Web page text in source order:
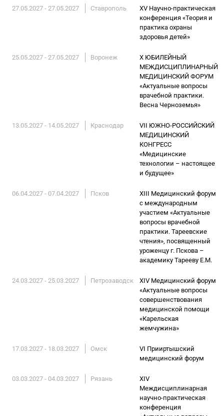
27.05.2027 - 27.05.2027 Ставрополь
XV Научно-практическая
конференция «Теория и
практика охраны
здоровья детей»
25.05.2027 - 27.05.2027 Воронеж
X ЮБИЛЕЙНЫЙ
МЕЖДИСЦИПЛИНАРНЫЙ
МЕДИЦИНСКИЙ ФОРУМ
«Актуальные вопросы
врачебной практики.
Весна Черноземья»
13.05.2027 - 14.05.2027 Краснодар
VII ЮЖНО-РОССИЙСКИЙ
МЕДИЦИНСКИЙ
КОНГРЕСС
«Медицинские
технологии – настоящее
и будущее»
06.04.2027 - 07.04.2027 Псков
XIII Медицинский форум
с международным
участием «Актуальные
вопросы врачебной
практики. Тареевские
чтения», посвященный
уроженцу г. Пскова –
академику Тарееву Е.М.
24.03.2027 - 25.03.2027 Петрозаводск
XIV Медицинский форум
«Актуальные вопросы
совершенствования
медицинской помощи
«Карельская
жемчужина»
17.03.2027 - 18.03.2027 Омск
VI Прииртышский
медицинский форум
03.03.2027 - 04.03.2027 Рязань
XIV
Междисциплинарная
научно-практическая
конференция